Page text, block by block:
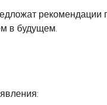
в будущем.